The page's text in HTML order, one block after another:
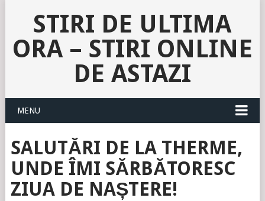
STIRI DE ULTIMA
ORA – STIRI ONLINE
DE ASTAZI
MENU
SALUTĂRI DE LA THERME,
UNDE ÎMI SĂRBĂTORESC
ZIUA DE NAȘTERE!